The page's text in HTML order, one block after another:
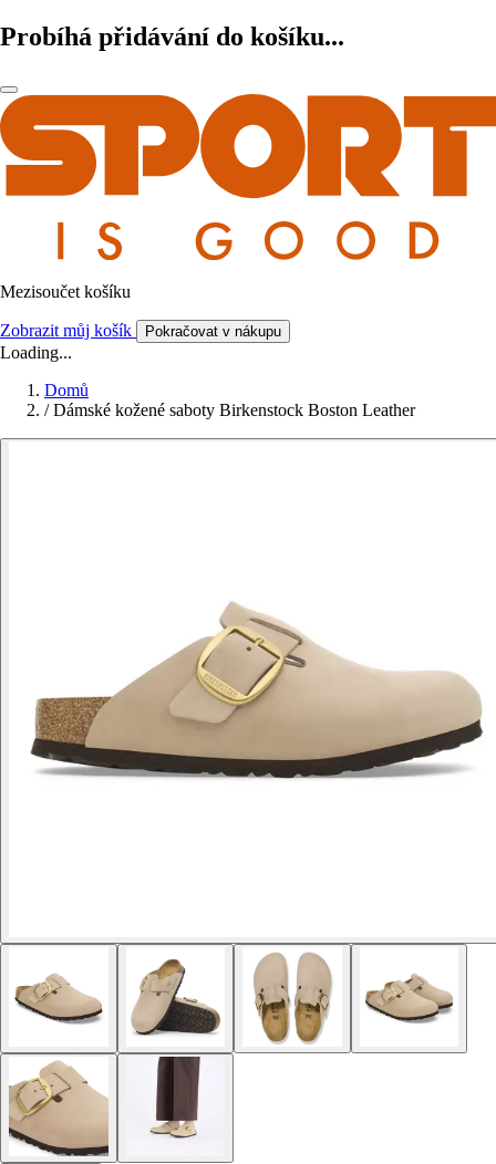
Probíhá přidávání do košíku...
Mezisoučet košíku
Zobrazit můj košík Pokračovat v nákupu
Loading...
Domů
/ Dámské kožené saboty Birkenstock Boston Leather